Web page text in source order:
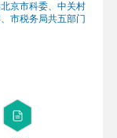
京市科委、中关村
市税务局共五部门